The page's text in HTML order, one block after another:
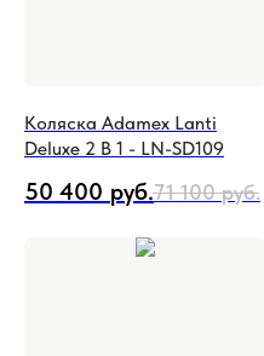
Коляска Adamex Lanti
Deluxe 2 В 1 - LN-SD109
50 400 руб.71 100 руб.